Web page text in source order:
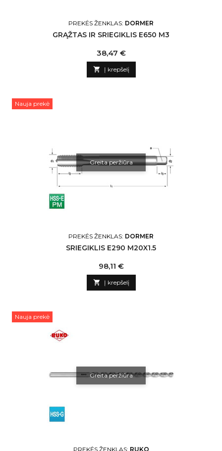
PREKĖS ŽENKLAS: DORMER
GRĄŽTAS IR SRIEGIKLIS E650 M3
Kaina
38,47 €
 Į krepšelį
Nauja prekė
Greita peržiūra
PREKĖS ŽENKLAS: DORMER
SRIEGIKLIS E290 M20X1.5
Kaina
98,11 €
 Į krepšelį
Nauja prekė
Greita peržiūra
PREKĖS ŽENKLAS: RUKO